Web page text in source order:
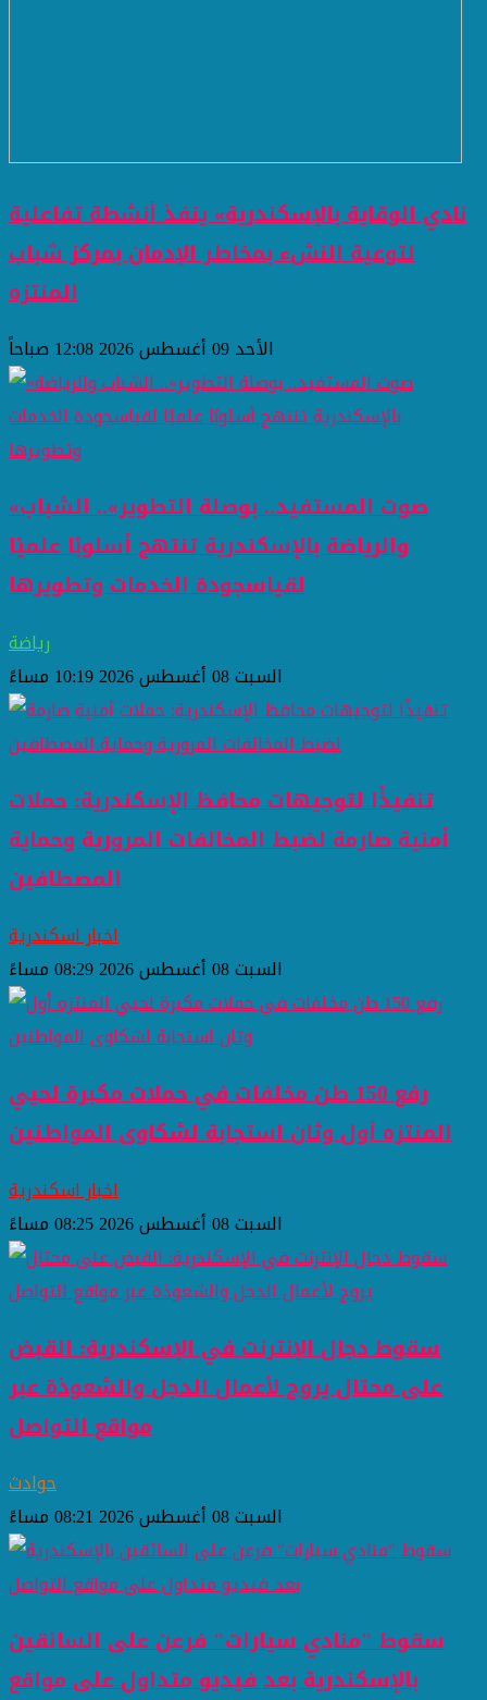
نادي الوقاية بالإسكندرية» ينفذ أنشطة تفاعلية
لتوعية النشء بمخاطر الإدمان بمركز شباب
المنتزه
الأحد 09 أغسطس 2026 12:08 صباحاً
«صوت المستفيد.. بوصلة التطوير».. الشباب
والرياضة بالإسكندرية تنتهج أسلوبًا علميًا
لقياسجودة الخدمات وتطويرها
رياضة
السبت 08 أغسطس 2026 10:19 مساءً
تنفيذًا لتوجيهات محافظ الإسكندرية: حملات
أمنية صارمة لضبط المخالفات المرورية وحماية
المصطافين
اخبار اسكندرية
السبت 08 أغسطس 2026 08:29 مساءً
رفع 150 طن مخلفات في حملات مكبرة لحيي
المنتزه أول وثان استجابة لشكاوى المواطنين
اخبار اسكندرية
السبت 08 أغسطس 2026 08:25 مساءً
سقوط دجال الإنترنت في الإسكندرية: القبض
على محتال يروج لأعمال الدجل والشعوذة عبر
مواقع التواصل
حوادث
السبت 08 أغسطس 2026 08:21 مساءً
سقوط "منادي سيارات" فرعن على السائقين
بالإسكندرية بعد فيديو متداول على مواقع